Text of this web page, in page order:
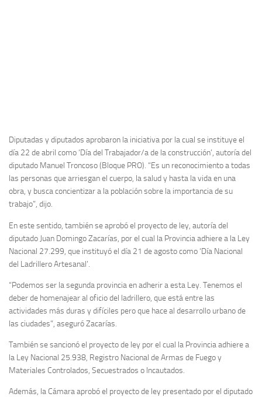
Diputadas y diputados aprobaron la iniciativa por la cual se instituye el
día 22 de abril como ‘Día del Trabajador/a de la construcción’, autoría del
diputado Manuel Troncoso (Bloque PRO). “Es un reconocimiento a todas
las personas que arriesgan el cuerpo, la salud y hasta la vida en una
obra, y busca concientizar a la población sobre la importancia de su
trabajo”, dijo.
En este sentido, también se aprobó el proyecto de ley, autoría del
diputado Juan Domingo Zacarías, por el cual la Provincia adhiere a la Ley
Nacional 27.299, que instituyó el día 21 de agosto como ‘Día Nacional
del Ladrillero Artesanal’.
“Podemos ser la segunda provincia en adherir a esta Ley. Tenemos el
deber de homenajear al oficio del ladrillero, que está entre las
actividades más duras y difíciles pero que hace al desarrollo urbano de
las ciudades”, aseguró Zacarías.
También se sancionó el proyecto de ley por el cual la Provincia adhiere a
la Ley Nacional 25.938, Registro Nacional de Armas de Fuego y
Materiales Controlados, Secuestrados o Incautados.
Además, la Cámara aprobó el proyecto de ley presentado por el diputado